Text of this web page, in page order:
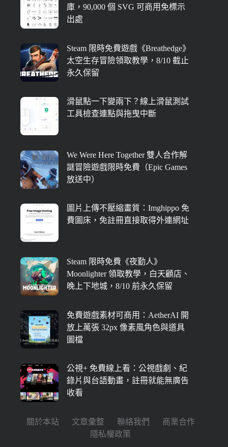
庫，90,000 個 SVG 可商用免標示
出處
Steam 限時免費遊戲《Breathedge》
太空生存冒險領取教學，8/10 截止
永久保留
滑鼠點一下變兩下？線上滑鼠測試
工具檢查連點與拖曳中斷
We Were Here Together 雙人合作解
謎冒險遊戲限時免費（Epic Games
放送中）
圖片上傳不壓縮畫質：Imghippo 免
費圖床，免註冊直接取得外連網址
Steam 限時免費《夜勤人》
Moonlighter 領取教學，白天顧店、
晚上下地城，8/10 前永久保留
免費遊戲素材可商用：AetherAI 開
放上萬張 32px 像素風角色與道具
圖檔
公視+ 免費線上看：公視戲劇、紀
錄片與台語動畫，註冊就能無廣告
收看
關於本站 文章彙整 聯絡我們
商業合作
隱私權政策